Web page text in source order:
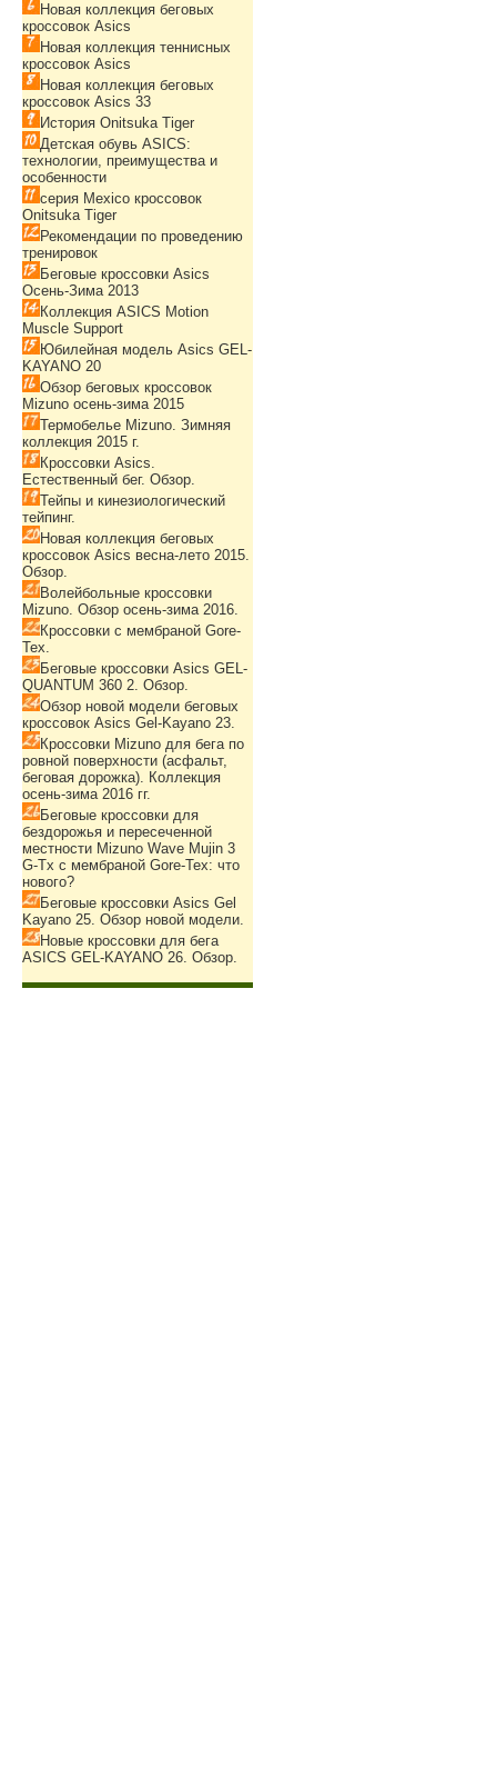
Новая коллекция беговых
кроссовок Asics
Новая коллекция теннисных
кроссовок Asics
Новая коллекция беговых
кроссовок Asics 33
История Onitsuka Tiger
Детская обувь ASICS:
технологии, преимущества и
особенности
серия Mexico кроссовок
Onitsuka Tiger
Рекомендации по проведению
тренировок
Беговые кроссовки Asics
Осень-Зима 2013
Коллекция ASICS Motion
Muscle Support
Юбилейная модель Asics GEL-
KAYANO 20
Обзор беговых кроссовок
Mizuno осень-зима 2015
Термобелье Mizuno. Зимняя
коллекция 2015 г.
Кроссовки Asics.
Естественный бег. Обзор.
Тейпы и кинезиологический
тейпинг.
Новая коллекция беговых
кроссовок Asics весна-лето 2015.
Обзор.
Волейбольные кроссовки
Mizuno. Обзор осень-зима 2016.
Кроссовки с мембраной Gore-
Tex.
Беговые кроссовки Asics GEL-
QUANTUM 360 2. Обзор.
Обзор новой модели беговых
кроссовок Asics Gel-Kayano 23.
Кроссовки Mizuno для бега по
ровной поверхности (асфальт,
беговая дорожка). Коллекция
осень-зима 2016 гг.
Беговые кроссовки для
бездорожья и пересеченной
местности Mizuno Wave Mujin 3
G-Tx с мембраной Gore-Tex: что
нового?
Беговые кроссовки Asics Gel
Kayano 25. Обзор новой модели.
Новые кроссовки для бега
ASICS GEL-KAYANO 26. Обзор.